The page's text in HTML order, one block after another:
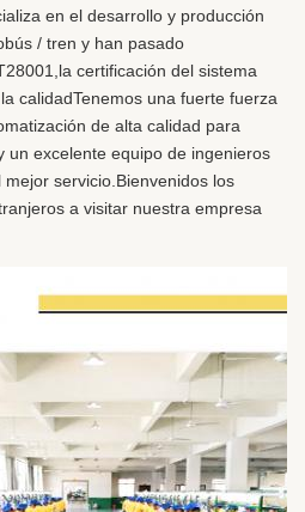
en el desarrollo y producción
/ tren y han pasado
certificación del sistema
calidadTenemos una fuerte fuerza
de alta calidad para
un excelente equipo de ingenieros
servicio.Bienvenidos los
a visitar nuestra empresa